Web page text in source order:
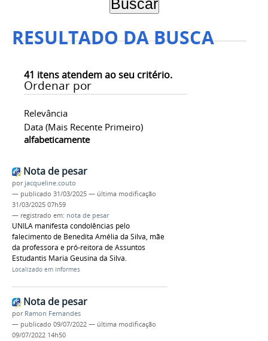
RESULTADO DA BUSCA
41 itens atendem ao seu critério.
Ordenar por
Relevância
Data (mais Recente Primeiro)
alfabeticamente
Nota de pesar
por jacqueline.couto
— publicado 31/03/2025 — última modificação
31/03/2025 07h59
— registrado em: nota de pesar
UNILA manifesta condolências pelo
falecimento de Benedita Amélia da Silva, mãe
da professora e pró-reitora de Assuntos
Estudantis Maria Geusina da Silva.
Localizado em Informes
Nota de pesar
por Ramon Fernandes
— publicado 09/07/2022 — última modificação
09/07/2022 14h50